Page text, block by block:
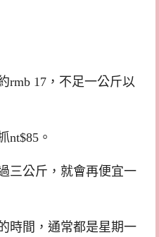
rmb 17，不足一公斤以
nt$85。
三公斤，就會再便宜一
時間，通常都是星期一